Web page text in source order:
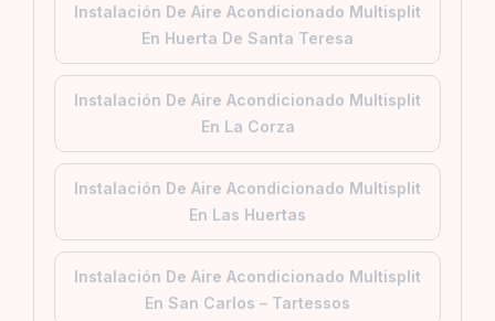
Instalación De Aire Acondicionado Multisplit
En Huerta De Santa Teresa
Instalación De Aire Acondicionado Multisplit
En La Corza
Instalación De Aire Acondicionado Multisplit
En Las Huertas
Instalación De Aire Acondicionado Multisplit
En San Carlos – Tartessos